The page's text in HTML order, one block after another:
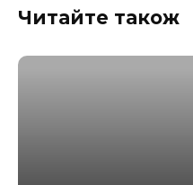
Читайте також